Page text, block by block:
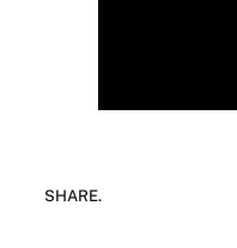
SHARE.